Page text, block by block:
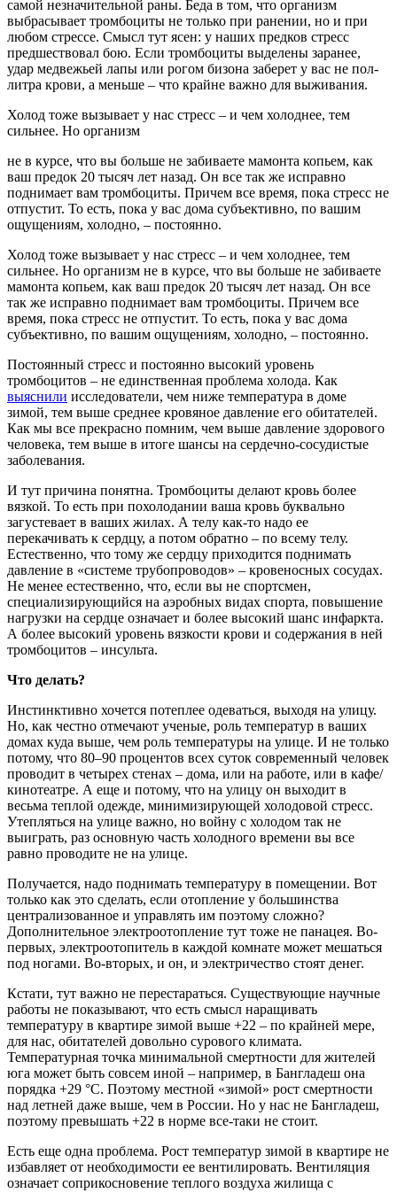
самой незначительной раны. Беда в том, что организм
выбрасывает тромбоциты не только при ранении, но и при
любом стрессе. Смысл тут ясен: у наших предков стресс
предшествовал бою. Если тромбоциты выделены заранее,
удар медвежьей лапы или рогом бизона заберет у вас не пол-
литра крови, а меньше – что крайне важно для выживания.
Холод тоже вызывает у нас стресс – и чем холоднее, тем
сильнее. Но организм
не в курсе, что вы больше не забиваете мамонта копьем, как
ваш предок 20 тысяч лет назад. Он все так же исправно
поднимает вам тромбоциты. Причем все время, пока стресс не
отпустит. То есть, пока у вас дома субъективно, по вашим
ощущениям, холодно, – постоянно.
Холод тоже вызывает у нас стресс – и чем холоднее, тем
сильнее. Но организм не в курсе, что вы больше не забиваете
мамонта копьем, как ваш предок 20 тысяч лет назад. Он все
так же исправно поднимает вам тромбоциты. Причем все
время, пока стресс не отпустит. То есть, пока у вас дома
субъективно, по вашим ощущениям, холодно, – постоянно.
Постоянный стресс и постоянно высокий уровень
тромбоцитов – не единственная проблема холода. Как
выяснили исследователи, чем ниже температура в доме
зимой, тем выше среднее кровяное давление его обитателей.
Как мы все прекрасно помним, чем выше давление здорового
человека, тем выше в итоге шансы на сердечно-сосудистые
заболевания.
И тут причина понятна. Тромбоциты делают кровь более
вязкой. То есть при похолодании ваша кровь буквально
загустевает в ваших жилах. А телу как-то надо ее
перекачивать к сердцу, а потом обратно – по всему телу.
Естественно, что тому же сердцу приходится поднимать
давление в «системе трубопроводов» – кровеносных сосудах.
Не менее естественно, что, если вы не спортсмен,
специализирующийся на аэробных видах спорта, повышение
нагрузки на сердце означает и более высокий шанс инфаркта.
А более высокий уровень вязкости крови и содержания в ней
тромбоцитов – инсульта.
Что делать?
Инстинктивно хочется потеплее одеваться, выходя на улицу.
Но, как честно отмечают ученые, роль температур в ваших
домах куда выше, чем роль температуры на улице. И не только
потому, что 80–90 процентов всех суток современный человек
проводит в четырех стенах – дома, или на работе, или в кафе/
кинотеатре. А еще и потому, что на улицу он выходит в
весьма теплой одежде, минимизирующей холодовой стресс.
Утепляться на улице важно, но войну с холодом так не
выиграть, раз основную часть холодного времени вы все
равно проводите не на улице.
Получается, надо поднимать температуру в помещении. Вот
только как это сделать, если отопление у большинства
централизованное и управлять им поэтому сложно?
Дополнительное электроотопление тут тоже не панацея. Во-
первых, электроотопитель в каждой комнате может мешаться
под ногами. Во-вторых, и он, и электричество стоят денег.
Кстати, тут важно не перестараться. Существующие научные
работы не показывают, что есть смысл наращивать
температуру в квартире зимой выше +22 – по крайней мере,
для нас, обитателей довольно сурового климата.
Температурная точка минимальной смертности для жителей
юга может быть совсем иной – например, в Бангладеш она
порядка +29 °С. Поэтому местной «зимой» рост смертности
над летней даже выше, чем в России. Но у нас не Бангладеш,
поэтому превышать +22 в норме все-таки не стоит.
Есть еще одна проблема. Рост температур зимой в квартире не
избавляет от необходимости ее вентилировать. Вентиляция
означает соприкосновение теплого воздуха жилища с